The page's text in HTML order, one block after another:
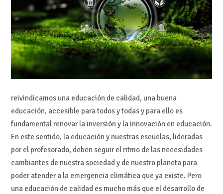
reivindicamos una educación de calidad, una buena
educación, accesible para todos y todas y para ello es
fundamental renovar la inversión y la innovación en educación.
En este sentido, la educación y nuestras escuelas, lideradas
por el profesorado, deben seguir el ritmo de las necesidades
cambiantes de nuestra sociedad y de nuestro planeta para
poder atender a la emergencia climática que ya existe. Pero
una educación de calidad es mucho más que el desarrollo de